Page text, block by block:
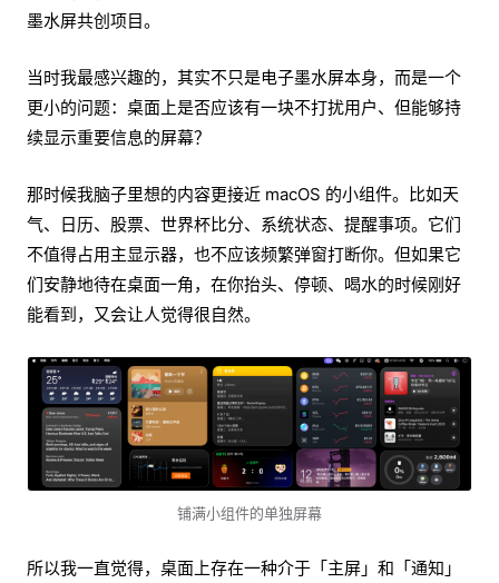
墨水屏共创项目。
当时我最感兴趣的，其实不只是电子墨水屏本身，而是一个
更小的问题：桌面上是否应该有一块不打扰用户、但能够持
续显示重要信息的屏幕？
那时候我脑子里想的内容更接近 macOS 的小组件。比如天
气、日历、股票、世界杯比分、系统状态、提醒事项。它们
不值得占用主显示器，也不应该频繁弹窗打断你。但如果它
们安静地待在桌面一角，在你抬头、停顿、喝水的时候刚好
能看到，又会让人觉得很自然。
铺满小组件的单独屏幕
所以我一直觉得，桌面上存在一种介于「主屏」和「通知」